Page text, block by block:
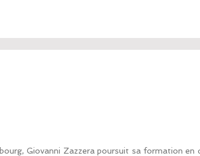
Giovanni Zazzera poursuit sa formation en